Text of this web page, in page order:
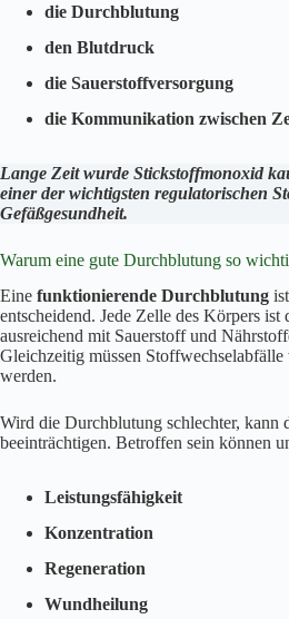
die Durchblutung
den Blutdruck
die Sauerstoffversorgung
die Kommunikation zwischen
Lange Zeit wurde Stickstoffmonoxid
einer der wichtigsten regulatorischen
Gefäßgesundheit.
Warum eine gute Durchblutung so
Eine funktionierende Durchblutung
entscheidend. Jede Zelle des Körpers ist
ausreichend mit Sauerstoff und
Gleichzeitig müssen
werden.
Wird die Durchblutung schlechter, kann
beeinträchtigen. Betroffen sein können
Leistungsfähigkeit
Konzentration
Regeneration
Wundheilung